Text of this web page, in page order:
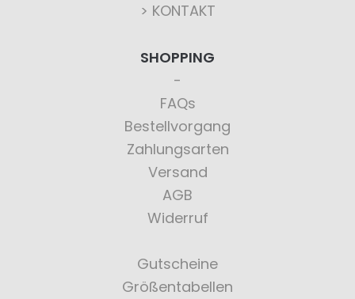
> KONTAKT
SHOPPING
FAQs
Bestellvorgang
Zahlungsarten
Versand
AGB
Widerruf
Gutscheine
Größentabellen